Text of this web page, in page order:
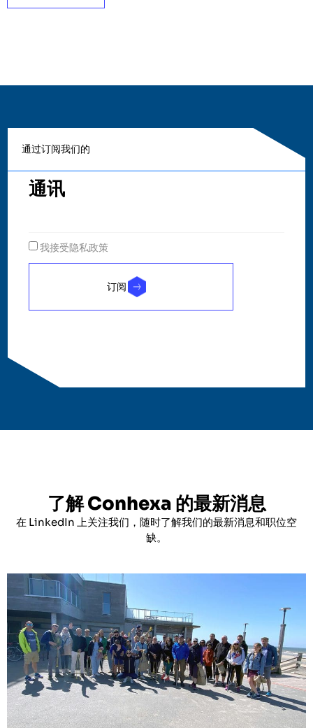
通过订阅我们的
通讯
我接受隐私政策
订阅
了解 Conhexa 的最新消息
在 LinkedIn 上关注我们，随时了解我们的最新消息和职位空
缺。